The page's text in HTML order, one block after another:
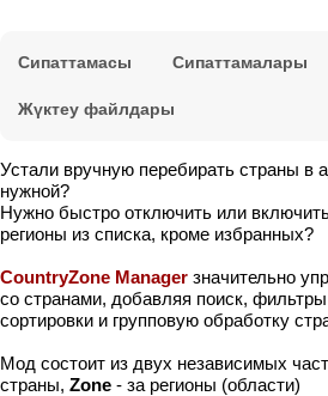
Сипаттамасы Сипаттамалары
Жүктеу файлдары
Устали вручную перебирать страны в
нужной?
Нужно быстро отключить или
регионы из списка, кроме избранных?
CountryZone Manager значительно
со странами, добавляя поиск,
сортировки и групповую обработку
Мод состоит из двух независимых
страны, Zone - за регионы (области)